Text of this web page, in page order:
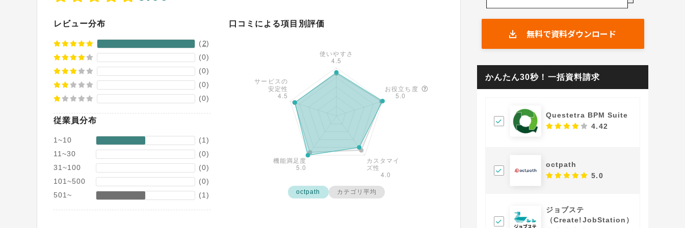
レビュー分布
(2)
(0)
(0)
(0)
(0)
従業員分布
1~10
(1)
11~30
(0)
31~100
(0)
101~500
(0)
501~
(1)
口コミによる項目別評価
octpath カテゴリ平均
無料で資料ダウンロード
かんたん30秒！一括資料請求
Questetra BPM Suite
4.42
octpath
5.0
ジョブステ
（Create!JobStation）